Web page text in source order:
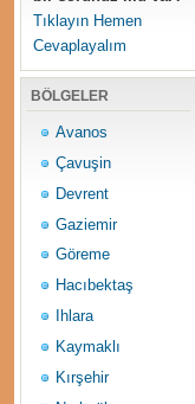
Tıklayın Hemen
Cevaplayalım
BÖLGELER
Avanos
Çavuşin
Devrent
Gaziemir
Göreme
Hacıbektaş
Ihlara
Kaymaklı
Kırşehir